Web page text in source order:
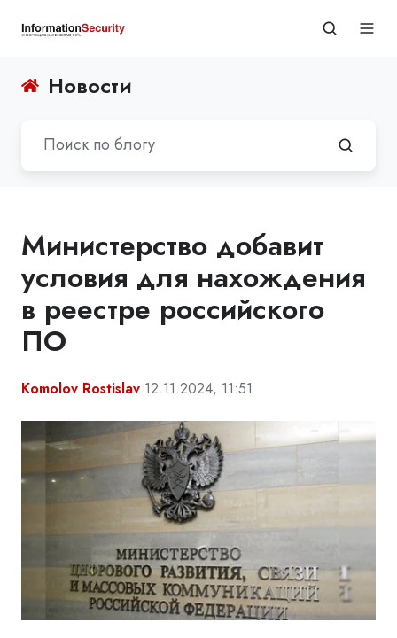
Новости
Министерство добавит
условия для нахождения
в реестре российского
ПО
Komolov Rostislav 12.11.2024, 11:51